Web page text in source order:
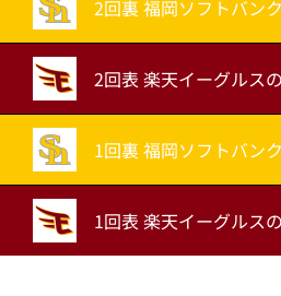
2回裏 福岡ソフトバン
2回表 楽天イーグルス
1回裏 福岡ソフトバン
1回表 楽天イーグルス